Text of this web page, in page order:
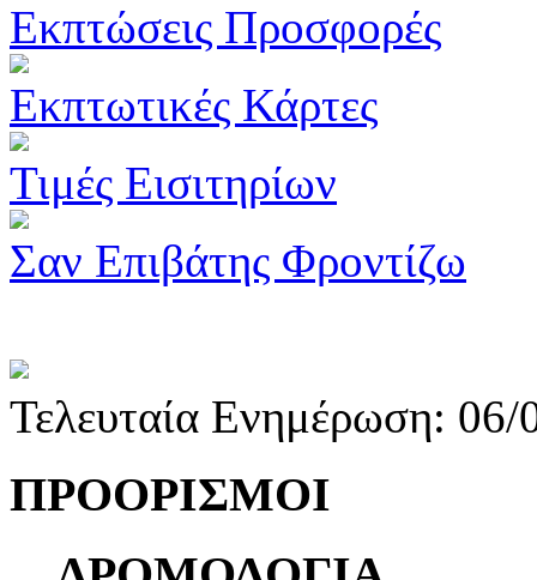
Εκπτώσεις Προσφορές
Εκπτωτικές Κάρτες
Τιμές Εισιτηρίων
Σαν Επιβάτης Φροντίζω
Τελευταία Ενημέρωση:
ΠΡΟΟΡΙΣΜΟΙ